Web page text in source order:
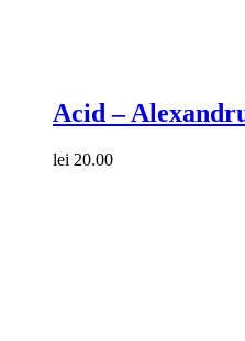
Acid –
lei 20.00